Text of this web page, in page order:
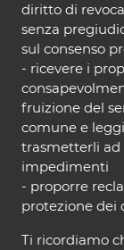
diritto di
senza
sul consenso
- ricevere i
fruizione del
comune e
trasmetterli ad
impedimenti
- proporre
protezione dei
Ti ricordiamo